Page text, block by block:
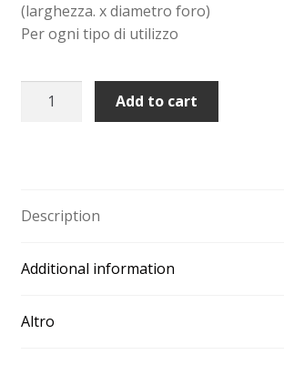
(larghezza. x diametro foro)
Per ogni tipo di utilizzo
Carrelli
griglia
a
quantity
Add to cart
Description
Additional information
Altro